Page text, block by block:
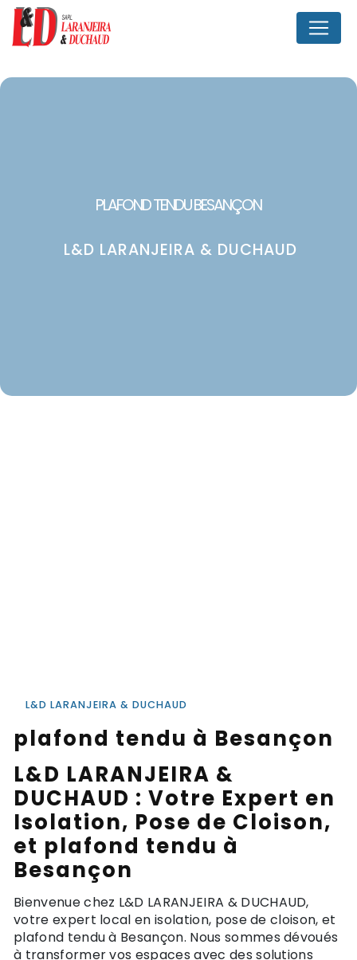
PLAFOND TENDU BESANÇON
L&D LARANJEIRA & DUCHAUD
L&D LARANJEIRA & DUCHAUD
plafond tendu à Besançon
L&D LARANJEIRA &
DUCHAUD : Votre Expert en
Isolation, Pose de Cloison,
et plafond tendu à
Besançon
Bienvenue chez L&D LARANJEIRA & DUCHAUD,
votre expert local en isolation, pose de cloison, et
plafond tendu à Besançon. Nous sommes dévoués
à transformer vos espaces avec des solutions
Panneau de gestion des cookies